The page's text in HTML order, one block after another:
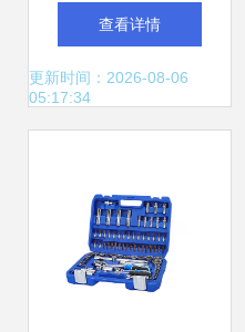
金工具，颜值高又
耐用，你家有几
查看详情
更新时间：2026-08-06
05:17:34